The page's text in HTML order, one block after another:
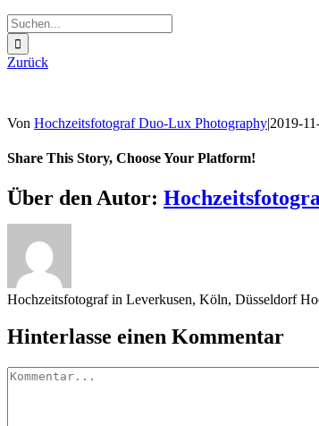
Suche
nach:
Zurück
Von Hochzeitsfotograf Duo-Lux Photography|2019-
Share This Story, Choose Your Platform!
Sharing_facebook
Sharing_twitter
Sharing_reddit
Über den Autor:
Hochzeitsfotograf in Leverkusen, Köln, Düsseldorf
Hinterlasse einen Kommentar
Kommentar